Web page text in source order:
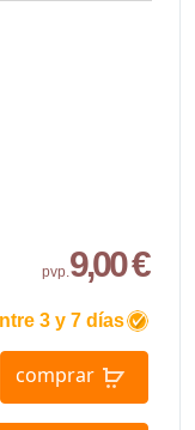
pvp.9,00 €
3 y 7 días
comprar